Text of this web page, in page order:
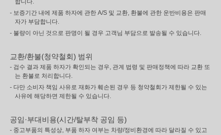
합니다.
- 보증기간 내에 제품 하자에 관한 A/S 및 교환, 환불에 관한 운반비용은 판매
자가 부담합니다.
- 불량이 아닌 것으로 판명이 될 경우 고객님 부담으로 발송될 수 있습니다.
교환/환불(청약철회) 범위
- 검수 결과 제품 하자가 확인되는 경우, 관계 법령 및 판매정책에 따라 교환 또
는 환불로 처리합니다.
- 다만 소비자 책임 사유로 재화가 훼손된 경우 등 청약철회가 제한될 수 있는
사유에 해당하면 제한될 수 있습니다.
공임·부대비용(시간/탈부착 공임 등)
- 중고부품의 특성상, 부품 하자 여부는 차량/정비환경에 따라 달라질 수 있고